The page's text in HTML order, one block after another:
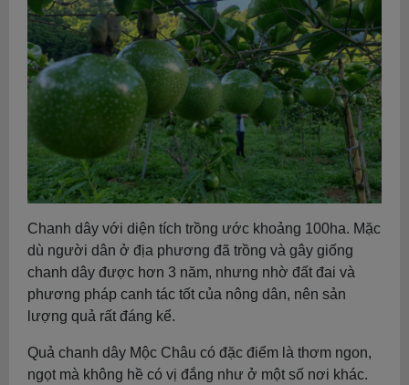
Chanh dây với diện tích trồng ước khoảng 100ha. Mặc
dù người dân ở địa phương đã trồng và gây giống
chanh dây được hơn 3 năm, nhưng nhờ đất đai và
phương pháp canh tác tốt của nông dân, nên sản
lượng quả rất đáng kể.
Quả chanh dây Mộc Châu có đặc điểm là thơm ngon,
ngọt mà không hề có vị đắng như ở một số nơi khác.